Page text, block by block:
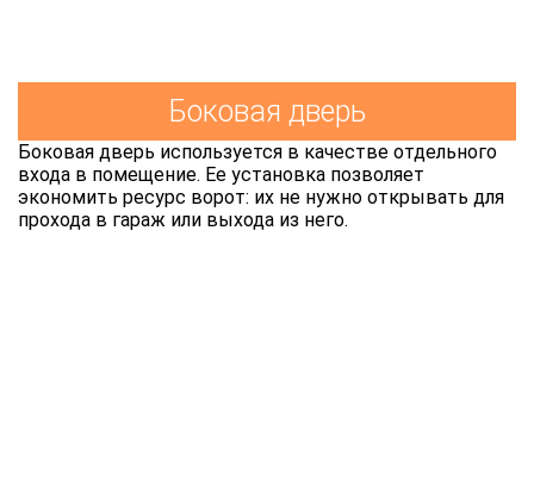
Боковая дверь
Боковая дверь используется в качестве отдельного
входа в помещение. Ее установка позволяет
экономить ресурс ворот: их не нужно открывать для
прохода в гараж или выхода из него.